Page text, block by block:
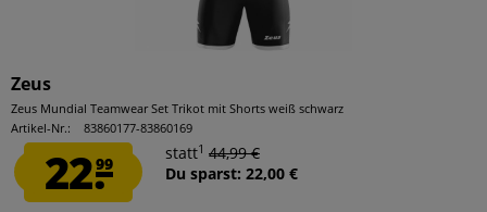
Zeus
Zeus Mundial Teamwear Set Trikot mit Shorts weiß schwarz
Artikel-Nr.:
83860177-83860169
22.99
statt1 44,99 €
Du sparst: 22,00 €